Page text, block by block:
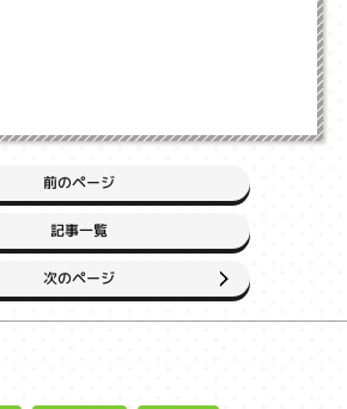
前のページ
記事一覧
次のページ